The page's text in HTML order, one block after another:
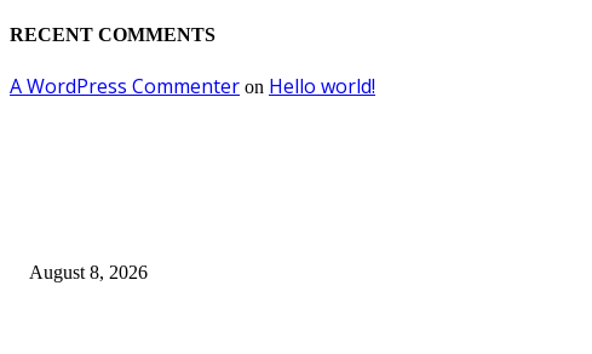
RECENT COMMENTS
A WordPress Commenter on Hello world!
August 8, 2026